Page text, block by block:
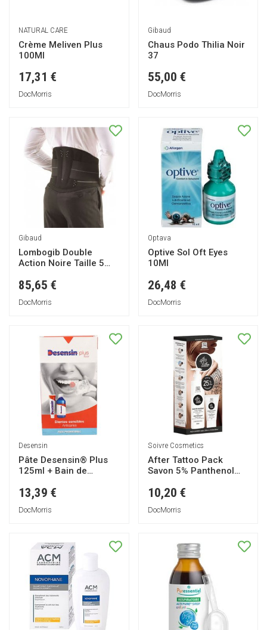
NATURAL CARE
Crème Meliven Plus
100Ml
17,31 €
DocMorris
Gibaud
Chaus Podo Thilia Noir
37
55,00 €
DocMorris
Gibaud
Lombogib Double
Action Noire Taille 5
85,65 €
DocMorris
Optava
Optive Sol Oft Eyes
10Ml
26,48 €
DocMorris
Desensin
Pâte Desensin® Plus
125ml + Bain de
13,39 €
DocMorris
Soivre Cosmetics
After Tattoo Pack
Savon 5% Panthenol
10,20 €
DocMorris